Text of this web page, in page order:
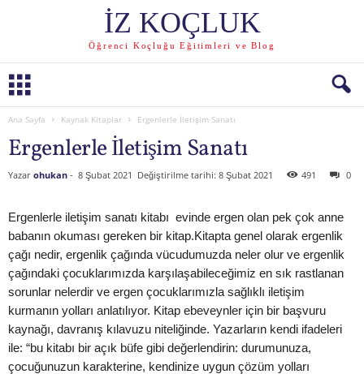
İZ KOÇLUK
Öğrenci Koçluğu Eğitimleri ve Blog
Ana Sayfa Kaynak Kitaplar Ergenlerle İletişim Sanatı
Ergenlerle İletişim Sanatı
Yazar ohukan - 8 Şubat 2021 Değiştirilme tarihi: 8 Şubat 2021 491 0
Ergenlerle iletişim sanatı kitabı evinde ergen olan pek çok anne
babanın okuması gereken bir kitap.Kitapta genel olarak ergenlik
çağı nedir, ergenlik çağında vücudumuzda neler olur ve ergenlik
çağındaki çocuklarımızda karşılaşabileceğimiz en sık rastlanan
sorunlar nelerdir ve ergen çocuklarımızla sağlıklı iletişim
kurmanın yolları anlatılıyor. Kitap ebeveynler için bir başvuru
kaynağı, davranış kılavuzu niteliğinde. Yazarların kendi ifadeleri
ile: “bu kitabı bir açık büfe gibi değerlendirin: durumunuza,
çocuğunuzun karakterine, kendinize uygun çözüm yolları